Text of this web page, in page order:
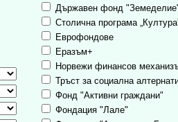
Държавен фонд
Столична програма
Еврофондове
Еразъм+
Норвежи финансов
Тръст за социална
Фонд "Активни граждани"
Фондация "Лале"